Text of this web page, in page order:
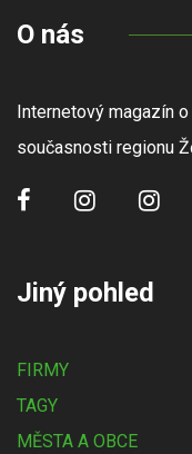
O nás
Internetový magazín
současnosti regionu
Jiný pohled
FIRMY
TAGY
MĚSTA A OBCE